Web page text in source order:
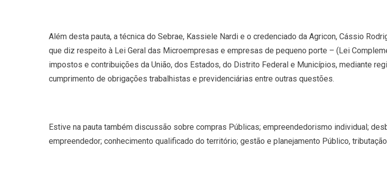
Além desta pauta, a técnica do Sebrae, Kassiele Nardi e o credenciado da Agricon, Cássio
que diz respeito à Lei Geral das Microempresas e empresas de pequeno porte – (Lei
impostos e contribuições da União, dos Estados, do Distrito Federal e Municípios, mediante
cumprimento de obrigações trabalhistas e previdenciárias entre outras questões.
Estive na pauta também discussão sobre compras Públicas; empreendedorismo individual;
empreendedor; conhecimento qualificado do território; gestão e planejamento Público,